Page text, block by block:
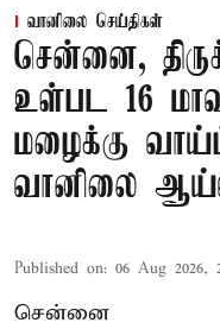
வானிலை செய்திகள்
சென்னை,
உள்பட 16
மழைக்கு
வானிலை
Published on: 06 Aug 2026,
சென்னை